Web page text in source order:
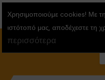
Χρησιμοποιούμε cookies! Με
ιστότοπό μας, αποδέχεστε τη
περισσότερα